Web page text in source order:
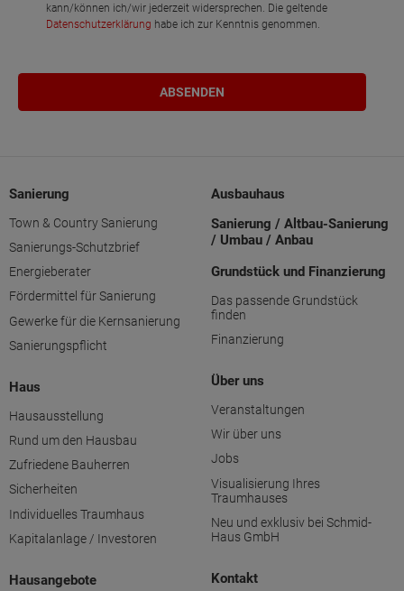
kann/können ich/wir jederzeit widersprechen. Die geltende
Datenschutzerklärung habe ich zur Kenntnis genommen.
Sanierung
Town & Country Sanierung
Sanierungs-Schutzbrief
Energieberater
Fördermittel für Sanierung
Gewerke für die Kernsanierung
Sanierungspflicht
Haus
Hausausstellung
Rund um den Hausbau
Zufriedene Bauherren
Sicherheiten
Individuelles Traumhaus
Kapitalanlage / Investoren
Hausangebote
Ausbauhaus
Sanierung / Altbau-Sanierung
/ Umbau / Anbau
Grundstück und Finanzierung
Das passende Grundstück
finden
Finanzierung
Über uns
Veranstaltungen
Wir über uns
Jobs
Visualisierung Ihres
Traumhauses
Neu und exklusiv bei Schmid-
Haus GmbH
Kontakt